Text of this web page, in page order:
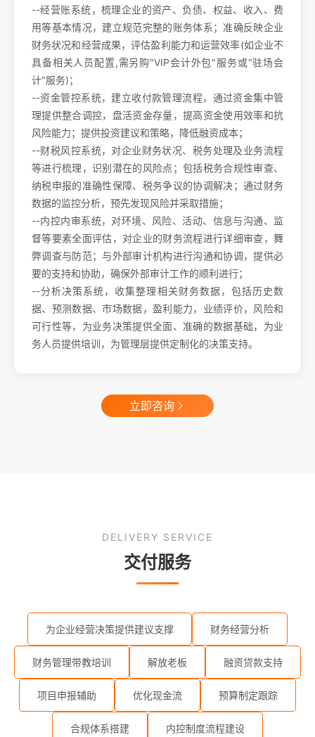
--经营账系统，梳理企业的资产、负债、权益、收入、费
用等基本情况，建立规范完整的账务体系；准确反映企业
财务状况和经营成果，评估盈利能力和运营效率(如企业不
具备相关人员配置,需另购"VIP会计外包"服务或"驻场会
计"服务)；
--资金管控系统，建立收付款管理流程，通过资金集中管
理提供整合调控，盘活资金存量，提高资金使用效率和抗
风险能力；提供投资建议和策略，降低融资成本；
--财税风控系统，对企业财务状况、税务处理及业务流程
等进行梳理，识别潜在的风险点；包括税务合规性审查、
纳税申报的准确性保障、税务争议的协调解决；通过财务
数据的监控分析，预先发现风险并采取措施；
--内控内审系统，对环境、风险、活动、信息与沟通、监
督等要素全面评估，对企业的财务流程进行详细审查，舞
弊调查与防范；与外部审计机构进行沟通和协调，提供必
要的支持和协助，确保外部审计工作的顺利进行；
--分析决策系统，收集整理相关财务数据，包括历史数
据、预测数据、市场数据，盈利能力，业绩评价，风险和
可行性等，为业务决策提供全面、准确的数据基础，为业
务人员提供培训，为管理层提供定制化的决策支持。
立即咨询
DELIVERY SERVICE
交付服务
为企业经营决策提供建议支撑 财务经营分析
财务管理带教培训 解放老板 融资贷款支持
项目申报辅助 优化现金流 预算制定跟踪
合规体系搭建 内控制度流程建设